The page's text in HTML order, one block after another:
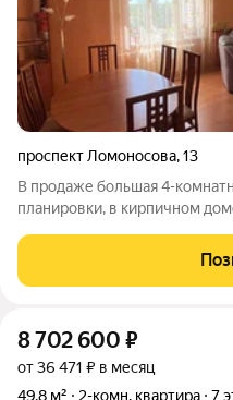
проспект Ломоносова,13
В продаже большая 4-
планировки, в кирпичном
семей. +Просторная
между комнатами. +Большая
8 702 600 ₽
от 36 471 ₽ в месяц
49,8 м²
2-комн. квартира 7